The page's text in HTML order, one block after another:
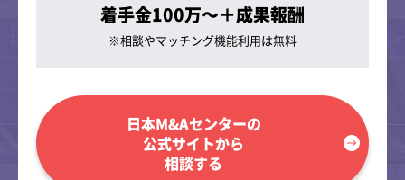
着手金100万～＋成果報酬
※相談やマッチング機能利用は無料
日本M&Aセンターの
公式サイトから
相談する